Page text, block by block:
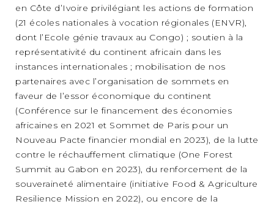
en Côte d’Ivoire privilégiant les actions de formation
(21 écoles nationales à vocation régionales (ENVR),
dont l’Ecole génie travaux au Congo) ; soutien à la
représentativité du continent africain dans les
instances internationales ; mobilisation de nos
partenaires avec l’organisation de sommets en
faveur de l’essor économique du continent
(Conférence sur le financement des économies
africaines en 2021 et Sommet de Paris pour un
Nouveau Pacte financier mondial en 2023), de la lutte
contre le réchauffement climatique (One Forest
Summit au Gabon en 2023), du renforcement de la
souveraineté alimentaire (initiative Food & Agriculture
Resilience Mission en 2022), ou encore de la